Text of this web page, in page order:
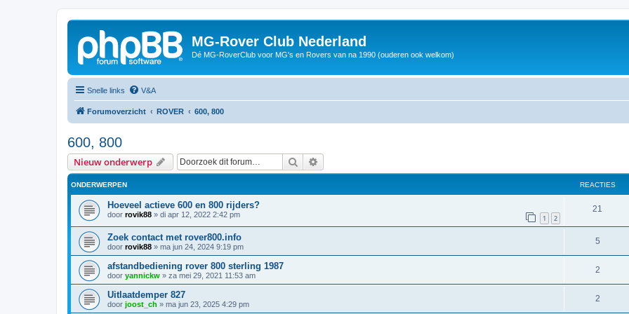
MG-Rover Club Nederland
Dé MG-RoverClub voor MG's en Rovers van na 1990 (ouderen ook welkom)
Snelle links V&A
Forumoverzicht ROVER 600, 800
600, 800
Nieuw onderwerp Zoek
ONDERWERPEN REACTIES
Hoeveel actieve 600 en 800 rijders?
door rovik88 » di apr 12, 2022 2:42 pm 1 2
21
Zoek contact met rover800.info
door rovik88 » ma jun 24, 2024 9:19 pm
5
afstandbediening rover 800 sterling 1987
door yannickw » za mei 29, 2021 11:53 am
2
Uitlaatdemper 827
door joost_ch » ma jun 23, 2025 4:29 pm
2